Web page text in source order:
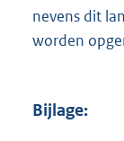
nevens dit
worden
Bijlage: